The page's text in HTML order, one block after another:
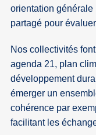
orientation générale
partagé pour
Nos collectivités
agenda 21, plan
développement
émerger un
cohérence par
facilitant les